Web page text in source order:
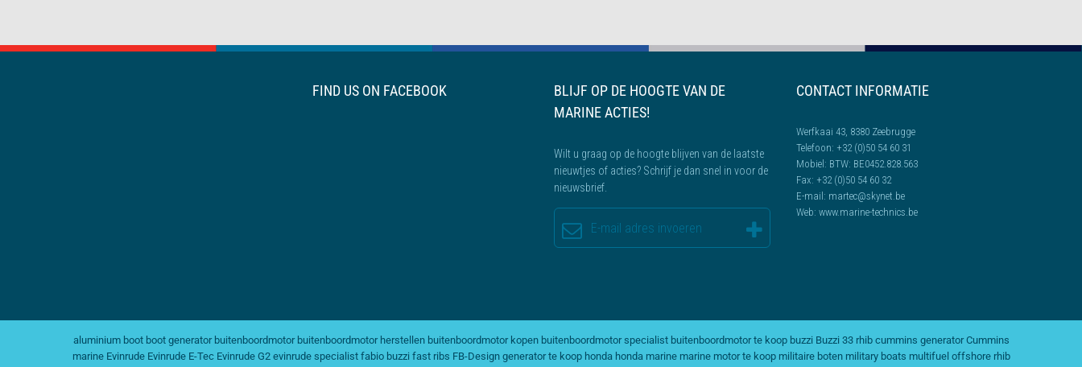
FIND US ON FACEBOOK
BLIJF OP DE HOOGTE VAN DE
MARINE ACTIES!
Wilt u graag op de hoogte blijven van de laatste
nieuwtjes of acties? Schrijf je dan snel in voor de
nieuwsbrief.
CONTACT INFORMATIE
Werfkaai 43, 8380 Zeebrugge
Telefoon: +32 (0)50 54 60 31
Mobiel: BTW: BE0452.828.563
Fax: +32 (0)50 54 60 32
E-mail: martec@skynet.be
Web: www.marine-technics.be
aluminium boot boot generator buitenboordmotor buitenboordmotor herstellen buitenboordmotor kopen buitenboordmotor specialist buitenboordmotor te koop buzzi Buzzi 33 rhib cummins generator Cummins
marine Evinrude Evinrude E-Tec Evinrude G2 evinrude specialist fabio buzzi fast ribs FB-Design generator te koop honda honda marine marine motor te koop militaire boten military boats multifuel offshore rhib